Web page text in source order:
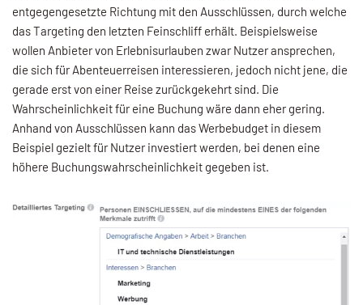
entgegengesetzte Richtung mit den Ausschlüssen, durch welche
das Targeting den letzten Feinschliff erhält. Beispielsweise
wollen Anbieter von Erlebnisurlauben zwar Nutzer ansprechen,
die sich für Abenteuerreisen interessieren, jedoch nicht jene, die
gerade erst von einer Reise zurückgekehrt sind. Die
Wahrscheinlichkeit für eine Buchung wäre dann eher gering.
Anhand von Ausschlüssen kann das Werbebudget in diesem
Beispiel gezielt für Nutzer investiert werden, bei denen eine
höhere Buchungswahrscheinlichkeit gegeben ist.